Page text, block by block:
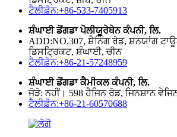
ਟੈਲੀਫ਼ੋਨ:+86-533-7405913
ਸ਼ੰਘਾਈ ਡੋਂਗਡਾ ਪੋਲੀਯੂਰੇਥੇਨ ਕੰਪਨੀ, ਲਿ.
ADD:NO.307, ਸ਼ੈਨਿੰਗ ਰੋਡ, ਸ਼ਨਯਾਂਗ
ਡਿਸਟ੍ਰਿਕਟ, ਸ਼ੰਘਾਈ, ਚੀਨ
ਟੈਲੀਫ਼ੋਨ:+86-21-57248959
ਸ਼ੰਘਾਈ ਡੋਂਗਡਾ ਕੈਮੀਕਲ ਕੰਪਨੀ, ਲਿ.
ਜੋੜੋ: ਨਹੀਂ। 598 ਹੈਜਿਨ ਰੋਡ, ਜਿਨਸ਼ਾਨ
ਟੈਲੀਫ਼ੋਨ:+86-21-60570688